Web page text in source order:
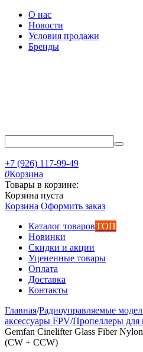
О нас
Новости
Условия продажи
Бренды
+7 (926) 117-99-49
0Корзина
Товары в корзине:
Корзина пуста
Корзина Оформить заказ
Каталог товаровТОП
Новинки
Скидки и акции
Уцененные товары
Оплата
Доставка
Контакты
Главная/Радиоуправляемые
аксессуары FPV/Пропеллеры для
Gemfan Cinelifter Glass Fiber
(CW + CCW)